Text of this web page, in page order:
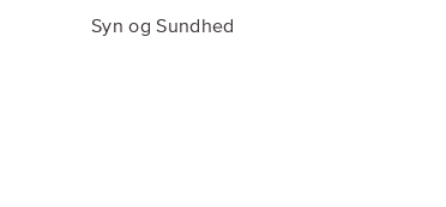
Syn og Sundhed